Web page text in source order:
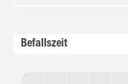
Befallszeit